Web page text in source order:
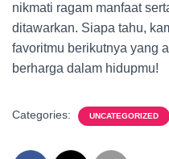
nikmati ragam manfaat
ditawarkan. Siapa tahu,
favoritmu berikutnya yang
berharga dalam hidupmu!
Categories: UNCATEGORIZED